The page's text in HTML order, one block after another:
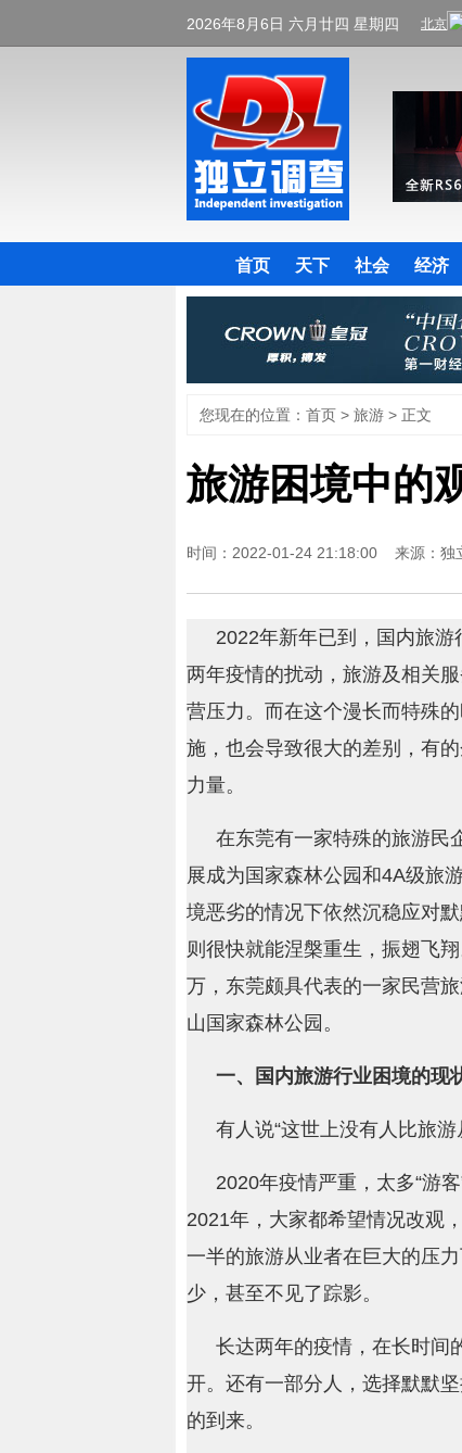
2026年8月6日 六月廿四 星期四
首页 天下 社会 经济
您现在的位置： 首页 > 旅游 > 正文
旅游困境中的
时间：2022-01-24 21:18:00 来源： 独
2022年新年已到，国内旅
两年疫情的扰动，旅游及相关
营压力。而在这个漫长而特殊
施，也会导致很大的差别，有
力量。
在东莞有一家特殊的旅游民
展成为国家森林公园和4A级旅
境恶劣的情况下依然沉稳应对
则很快就能涅槃重生，振翅飞
万，东莞颇具代表的一家民营
山国家森林公园。
一、国内旅游行业困境的现
有人说“这世上没有人比旅
2020年疫情严重，太多“游
2021年，大家都希望情况改观
一半的旅游从业者在巨大的压
少，甚至不见了踪影。
长达两年的疫情，在长时间
开。还有一部分人，选择默默
的到来。